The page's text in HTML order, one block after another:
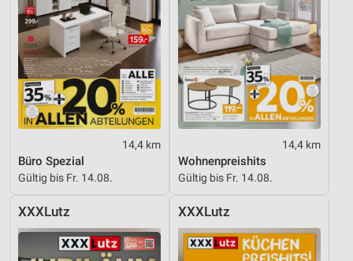
14,4 km
Büro Spezial
Gültig bis Fr. 14.08.
14,4 km
Wohnenpreishits
Gültig bis Fr. 14.08.
XXXLutz XXXLutz